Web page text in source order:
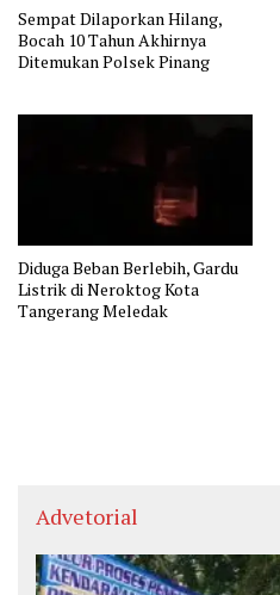
Sempat Dilaporkan Hilang,
Bocah 10 Tahun Akhirnya
Ditemukan Polsek Pinang
Diduga Beban Berlebih, Gardu
Listrik di Neroktog Kota
Tangerang Meledak
Advetorial